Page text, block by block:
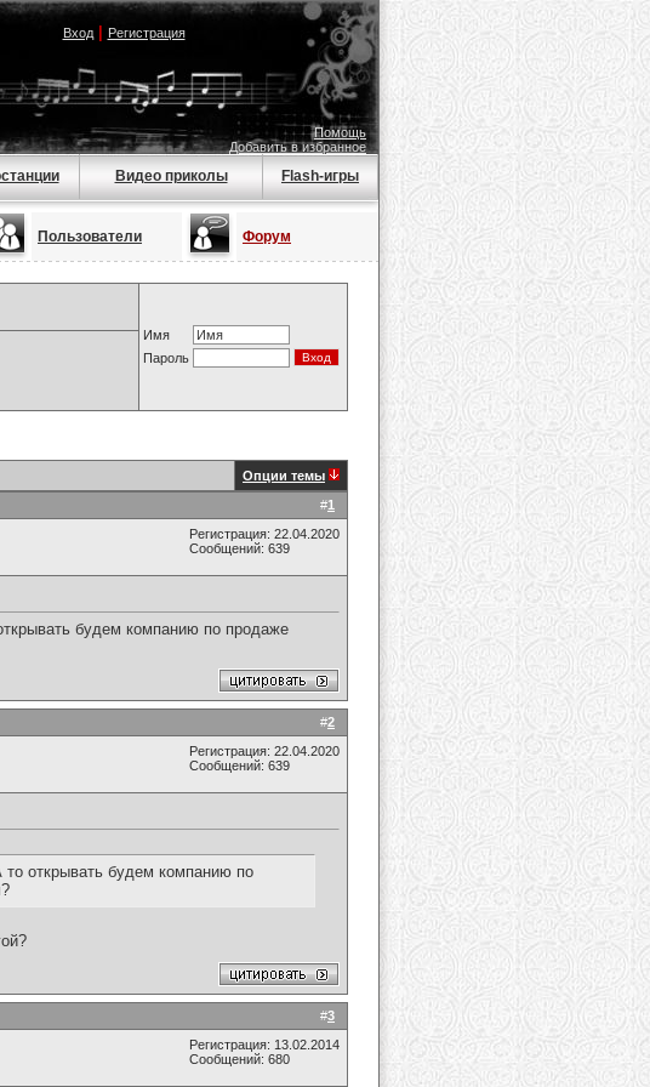
Вход| Регистрация
Помощь
Добавить в избранное
Видео приколы Flash-игры
Пользователи Форум
Имя
Пароль
Опции темы
#1
Регистрация: 22.04.2020
Сообщений: 639
будем компанию по продаже
#2
Регистрация: 22.04.2020
Сообщений: 639
то открывать будем компанию по
#3
Регистрация: 13.02.2014
Сообщений: 680